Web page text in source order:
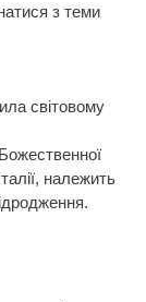
з теми
світовому
належить